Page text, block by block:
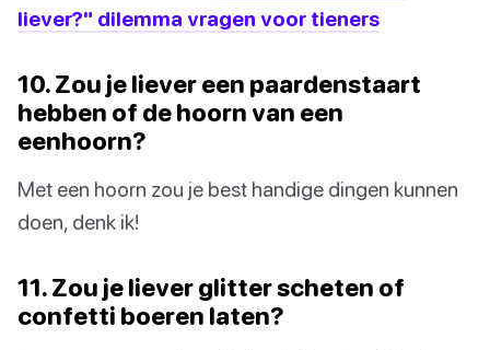
liever?" dilemma vragen voor tieners
10. Zou je liever een paardenstaart
hebben of de hoorn van een
eenhoorn?
Met een hoorn zou je best handige dingen kunnen
doen, denk ik!
11. Zou je liever glitter scheten of
confetti boeren laten?